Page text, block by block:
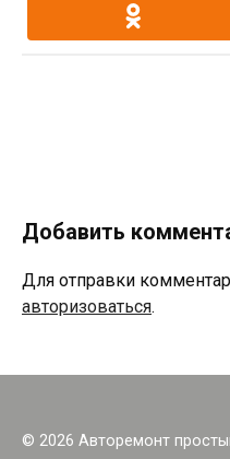
Добавить
Для отправки
авторизоваться.
© 2026 Авторемонт